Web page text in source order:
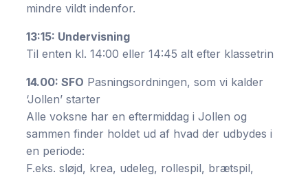
mindre vildt indenfor.
13:15: Undervisning
Til enten kl. 14:00 eller 14:45 alt efter klassetrin
14.00: SFO Pasningsordningen, som vi kalder
‘Jollen’ starter
Alle voksne har en eftermiddag i Jollen og
sammen finder holdet ud af hvad der udbydes i
en periode:
F.eks. sløjd, krea, udeleg, rollespil, brætspil,